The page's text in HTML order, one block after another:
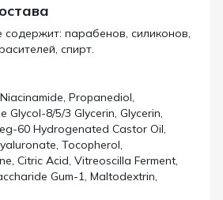
содержит: парабенов, силиконов,
спирт.
Propanediol,
Glycol-8/5/3 Glycerin, Glycerin,
60 Hydrogenated Castor Oil,
Tocopherol,
Citric Acid, Vitreoscilla Ferment,
Gum-1, Maltodextrin,